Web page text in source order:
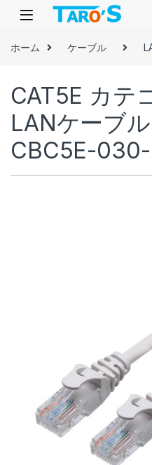
Skip to navigation
Skip to content
ホーム ケーブル
CAT5E カテ
LANケーブ
CBC5E-030-